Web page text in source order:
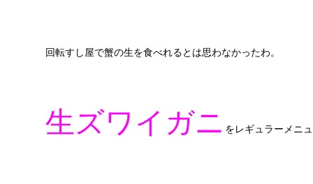
回転すし屋で蟹の生を食べれるとは思わなかったわ。
生ズワイガニ をレギュラーメニ